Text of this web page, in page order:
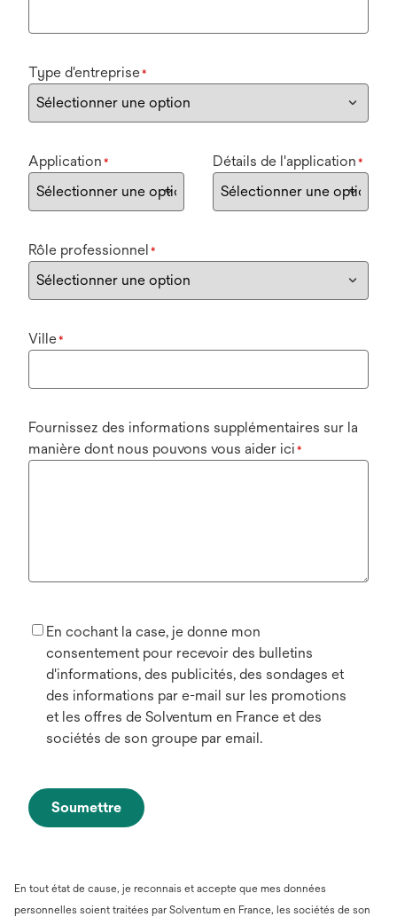
Type d'entreprise*
Application * Détails de l'application *
Rôle professionnel *
Ville*
Fournissez des informations supplémentaires sur la
manière dont nous pouvons vous aider ici *
En cochant la case, je donne mon
consentement pour recevoir des bulletins
d'informations, des publicités, des sondages et
des informations par e-mail sur les promotions
et les offres de Solventum en France et des
sociétés de son groupe par email.
Soumettre
En tout état de cause, je reconnais et accepte que mes données
personnelles soient traitées par Solventum en France, les sociétés de son